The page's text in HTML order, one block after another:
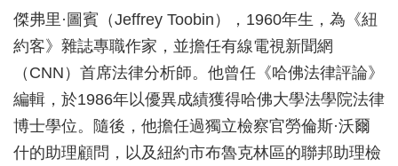
傑弗里·圖賓（Jeffrey Toobin），1960年生，為《紐
約客》雜誌專職作家，並擔任有線電視新聞網
（CNN）首席法律分析師。他曾任《哈佛法律評論》
編輯，於1986年以優異成績獲得哈佛大學法學院法律
博士學位。隨後，他擔任過獨立檢察官勞倫斯·沃爾
什的助理顧問，以及紐約市布魯克林區的聯邦助理檢